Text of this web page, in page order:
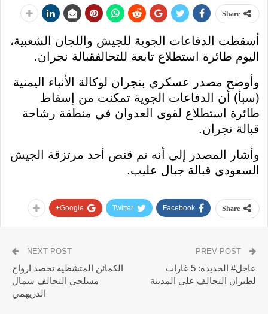
Share
أسقطت الدفاعات الجوية للجيش واللجان الشعبية،
اليوم طائرة استطلاع تابعة للتحالفقبالة نجران.
وأوضح مصدر عسكري بنجران لوكالة الأنباء اليمنية
(سبأ) أن الدفاعات الجوية تمكنت من إسقاط
طائرة استطلاع لقوى العدوان في منطقة رشاحة
قبالة نجران.
وأشار المصدر إلى أنه تم قنص أحد مرتزقة الجيش
السعودي قبالة جبال عليب.
Share
Facebook
Twitter
Google+
عاجل# الحديدة: 5 غارات
لطيران التحالف على المدينة
NEXT POST
الكمائن المتشظية تحصد ارواح
مسلحي التحالف شمال
الدريهمي